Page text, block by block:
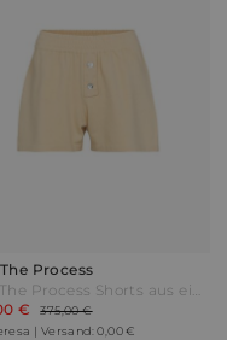
Process
Live The Process Shorts aus einem Kaschmirgemisch Gelb
€
375,00 €
| Versand: 0,00 €